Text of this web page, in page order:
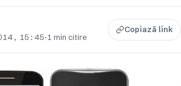
15:45·1 min citire
Copiază link